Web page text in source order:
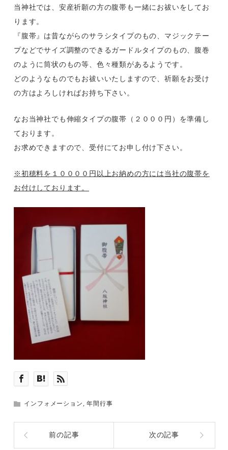
当神社では、安産祈願の方の腹帯も一緒にお祓いをしてお
ります。
『腹帯』は昔ながらのサラシタイプのもの、マジックテー
プなどでサイズ調整のできるガードルタイプのもの、腹巻
のように筒状のもの等、色々種類があるようです。
どのようなものでもお祓いいたしますので、祈願をお受け
の方はよろしければお持ち下さい。
なお当神社でも伸縮タイプの腹帯（２０００円）を準備し
ております。
お求めできますので、受付にてお申し付け下さい。
※初穂料を１００００円以上お納めの方には当社の腹帯を
お付けしております。
インフォメーション,年間行事
前の記事 次の記事